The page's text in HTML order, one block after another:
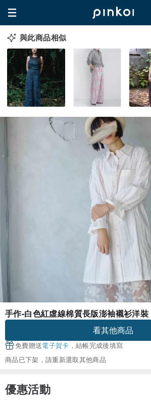
與此商品相似
手作-白色紅虛線棉質長版澎袖襯衫洋裝
看其他商品
免費贈送電子賀卡 ，結帳完成後填寫
商品已下架，請重新選取其他商品
優惠活動